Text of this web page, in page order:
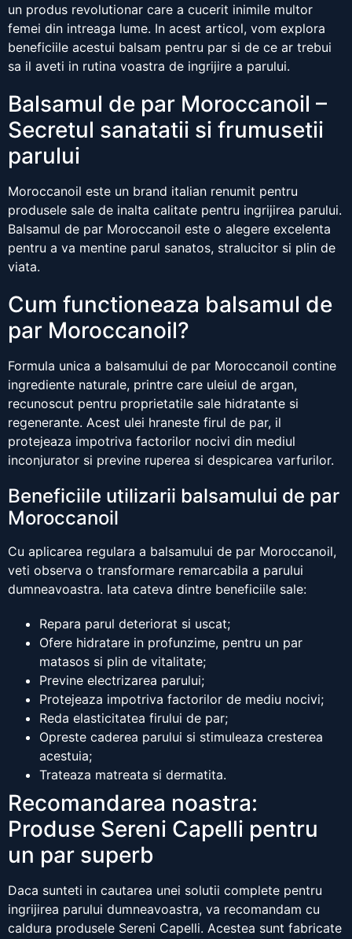
un produs revolutionar care a cucerit inimile multor
femei din intreaga lume. In acest articol, vom explora
beneficiile acestui balsam pentru par si de ce ar trebui
sa il aveti in rutina voastra de ingrijire a parului.
Balsamul de par Moroccanoil –
Secretul sanatatii si frumusetii
parului
Moroccanoil este un brand italian renumit pentru
produsele sale de inalta calitate pentru ingrijirea parului.
Balsamul de par Moroccanoil este o alegere excelenta
pentru a va mentine parul sanatos, stralucitor si plin de
viata.
Cum functioneaza balsamul de
par Moroccanoil?
Formula unica a balsamului de par Moroccanoil contine
ingrediente naturale, printre care uleiul de argan,
recunoscut pentru proprietatile sale hidratante si
regenerante. Acest ulei hraneste firul de par, il
protejeaza impotriva factorilor nocivi din mediul
inconjurator si previne ruperea si despicarea varfurilor.
Beneficiile utilizarii balsamului de par
Moroccanoil
Cu aplicarea regulara a balsamului de par Moroccanoil,
veti observa o transformare remarcabila a parului
dumneavoastra. Iata cateva dintre beneficiile sale:
Repara parul deteriorat si uscat;
Ofere hidratare in profunzime, pentru un par
matasos si plin de vitalitate;
Previne electrizarea parului;
Protejeaza impotriva factorilor de mediu nocivi;
Reda elasticitatea firului de par;
Opreste caderea parului si stimuleaza cresterea
acestuia;
Trateaza matreata si dermatita.
Recomandarea noastra:
Produse Sereni Capelli pentru
un par superb
Daca sunteti in cautarea unei solutii complete pentru
ingrijirea parului dumneavoastra, va recomandam cu
caldura produsele Sereni Capelli. Acestea sunt fabricate